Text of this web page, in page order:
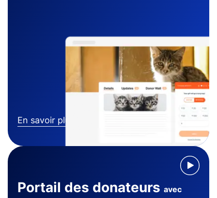
En savoir plus
Portail des donateurs avec